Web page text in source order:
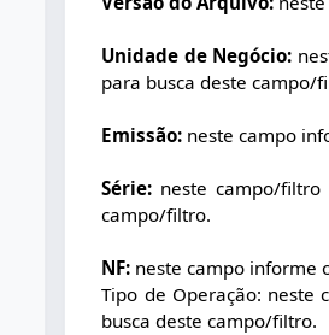
Unidade de Negócio:
para busca deste campo/
Emissão: neste campo
Série: neste campo/
campo/filtro.
NF: neste campo informe
Tipo de Operação:
busca deste campo/filtro.